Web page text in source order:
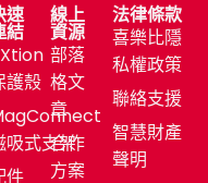
速
結
護殼
吸式支架
件
線上
資源
部落
格文
章
合作
方案
法律條款
喜樂比隱
私權政策
聯絡支援
智慧財產
聲明